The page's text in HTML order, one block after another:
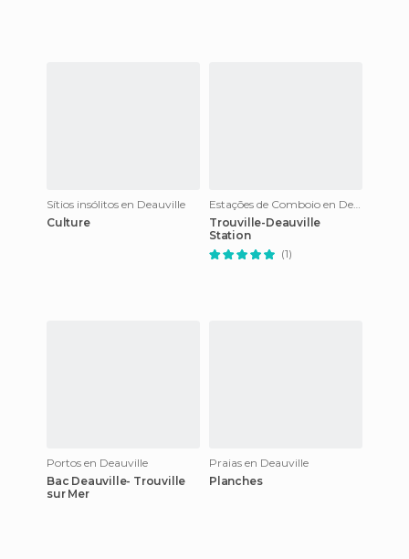
Sítios insólitos en Deauville
Culture
Estações de Comboio en Deauville
Trouville-Deauville
Station
(1)
Portos en Deauville
Bac Deauville- Trouville
sur Mer
Praias en Deauville
Planches